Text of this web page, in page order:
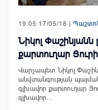
19:05 17/05/18 |
Նիկոլ Փաշինյանն
քարտուղար
Վարչապետ Նիկոլ
անվտանգության
գլխավոր քարտուղար
գլխավոր…